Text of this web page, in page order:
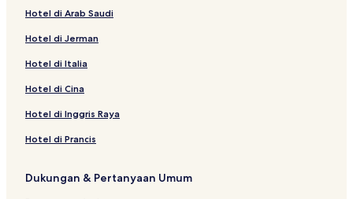
Hotel di Arab Saudi
Hotel di Jerman
Hotel di Italia
Hotel di Cina
Hotel di Inggris Raya
Hotel di Prancis
Dukungan & Pertanyaan Umum